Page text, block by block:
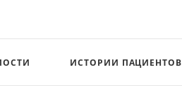
ИСТОРИИ ПАЦИЕНТОВ